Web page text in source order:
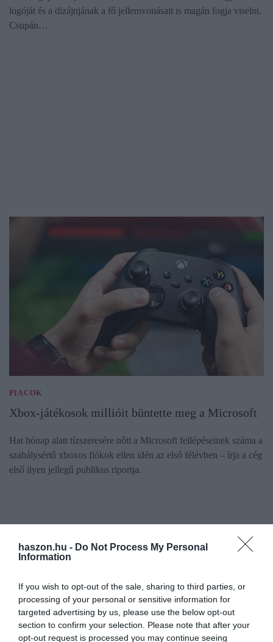
haszon.hu - Do Not Process My Personal
Information
If you wish to opt-out of the sale, sharing to third parties, or
processing of your personal or sensitive information for
targeted advertising by us, please use the below opt-out
section to confirm your selection. Please note that after your
opt-out request is processed you may continue seeing
logóját és a dizájnjának a fő jellemvonásait is magán fogja viselni.
Csupán…
PIACOK
Xbox-játékosok millióit büntette meg a Microsoft
Hat hónap alatt tízszeresére nőtt a Microsoft fellépéseinek száma a
szabálysértő xboxos fiókok ellen idén az első félévben – írja a cég
első ilyen jellegű publikus riportja.